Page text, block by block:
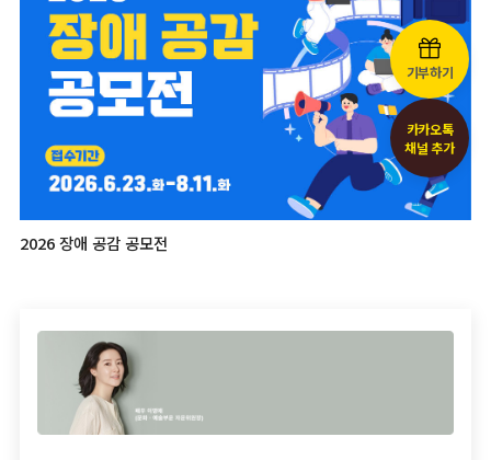
2026 장애 공감 공모전
기부하기
카카오톡
채널 추가